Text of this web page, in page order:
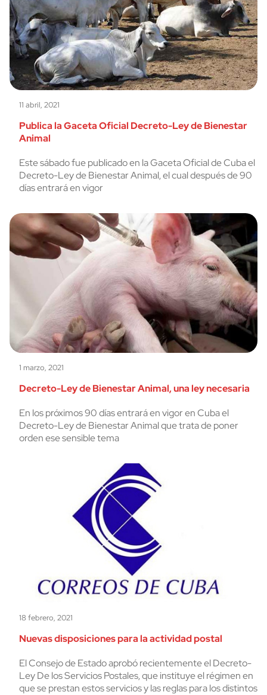
11 abril, 2021
Publica la Gaceta Oficial Decreto-Ley de Bienestar
Animal
Este sábado fue publicado en la Gaceta Oficial de Cuba el
Decreto-Ley de Bienestar Animal, el cual después de 90
días entrará en vigor
1 marzo, 2021
Decreto-Ley de Bienestar Animal, una ley necesaria
En los próximos 90 días entrará en vigor en Cuba el
Decreto-Ley de Bienestar Animal que trata de poner
orden ese sensible tema
18 febrero, 2021
Nuevas disposiciones para la actividad postal
El Consejo de Estado aprobó recientemente el Decreto-
Ley De los Servicios Postales, que instituye el régimen en
que se prestan estos servicios y las reglas para los distintos